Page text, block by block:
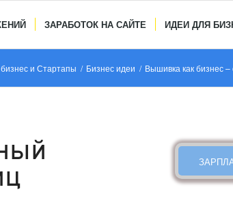
ЗАРАБОТОК НА САЙТЕ ИДЕИ ДЛЯ
и Стартапы / Бизнес идеи / Вышивка как бизнес